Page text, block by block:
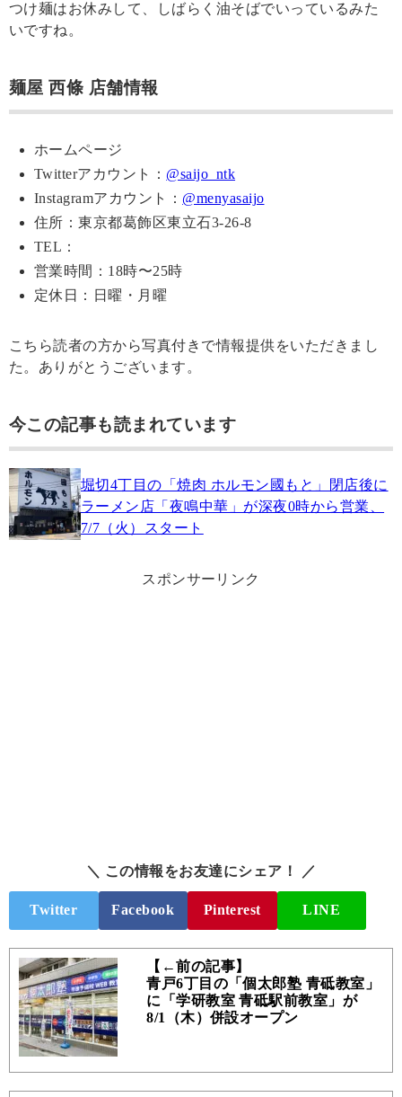
つけ麺はお休みして、しばらく油そばでいっているみた
いですね。
麺屋 西條 店舗情報
ホームページ
Twitterアカウント： @saijo_ntk
Instagramアカウント： @menyasaijo
住所：東京都葛飾区東立石3-26-8
TEL：
営業時間：18時〜25時
定休日：日曜・月曜
こちら読者の方から写真付きで情報提供をいただきまし
た。ありがとうございます。
今この記事も読まれています
堀切4丁目の「焼肉 ホルモン國もと」閉店後に
ラーメン店「夜鳴中華」が深夜0時から営業、
7/7（火）スタート
スポンサーリンク
＼ この情報をお友達にシェア！ ／
Twitter Facebook Pinterest LINE
【←前の記事】
青戸6丁目の「個太郎塾 青砥教室」
に「学研教室 青砥駅前教室」が
8/1（木）併設オープン